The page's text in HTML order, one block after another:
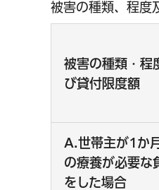
被害の種類、程度
被害の種類・程
び貸付限度額
A.世帯主が1か
の療養が必要な
をした場合